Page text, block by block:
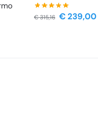
€315,16 €239,00